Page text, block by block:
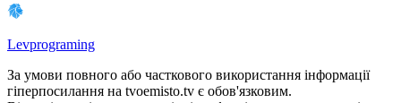
Levprograming
За умови повного або часткового використання iнформацiї
гіперпосилання на tvoemisto.tv є обов'язковим.